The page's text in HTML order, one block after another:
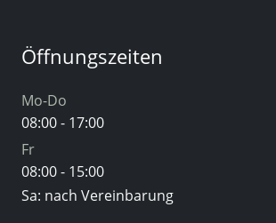
Öffnungszeiten
Mo-Do
08:00 - 17:00
Fr
08:00 - 15:00
Sa: nach Vereinbarung